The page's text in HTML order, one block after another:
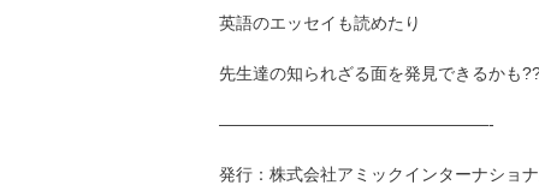
英語のエッセイも読めたり
先生達の知られざる面を発見できるかも
————————————————-
発行：株式会社アミックインターナショ